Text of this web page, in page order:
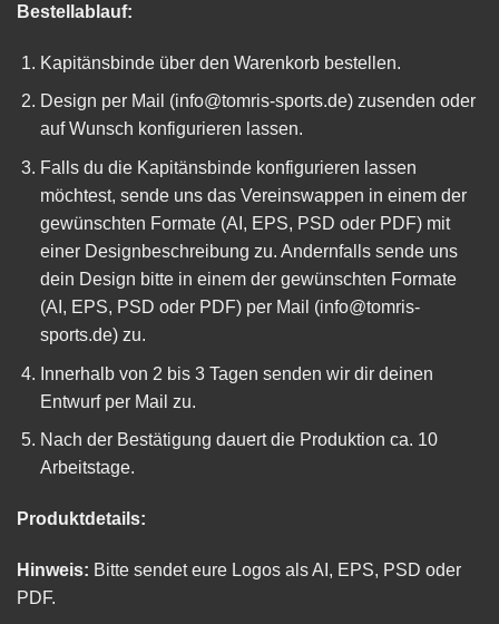
Bestellablauf:
Kapitänsbinde über den Warenkorb bestellen.
Design per Mail (info@tomris-sports.de) zusenden oder
auf Wunsch konfigurieren lassen.
Falls du die Kapitänsbinde konfigurieren lassen
möchtest, sende uns das Vereinswappen in einem der
gewünschten Formate (AI, EPS, PSD oder PDF) mit
einer Designbeschreibung zu. Andernfalls sende uns
dein Design bitte in einem der gewünschten Formate
(AI, EPS, PSD oder PDF) per Mail (info@tomris-
sports.de) zu.
Innerhalb von 2 bis 3 Tagen senden wir dir deinen
Entwurf per Mail zu.
Nach der Bestätigung dauert die Produktion ca. 10
Arbeitstage.
Produktdetails:
Hinweis: Bitte sendet eure Logos als AI, EPS, PSD oder
PDF.